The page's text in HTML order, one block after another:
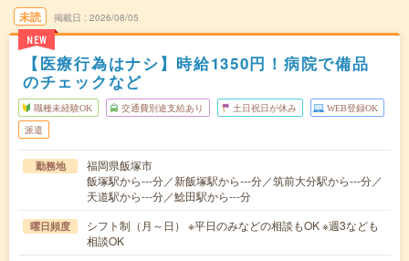
未読
NEW
掲載日 2026/08/05
【医療行為はナシ】時給1350円！病院で備品
のチェックなど
職種未経験OK 交通費別途支給あり 土日祝日が休み WEB登録OK
派遣
勤務地
福岡県飯塚市
飯塚駅から---分／新飯塚駅から---分／筑前大分駅から---分／
天道駅から---分／鯰田駅から---分
曜日頻度
シフト制（月～日） ※平日のみなどの相談もOK ※週3なども
相談OK